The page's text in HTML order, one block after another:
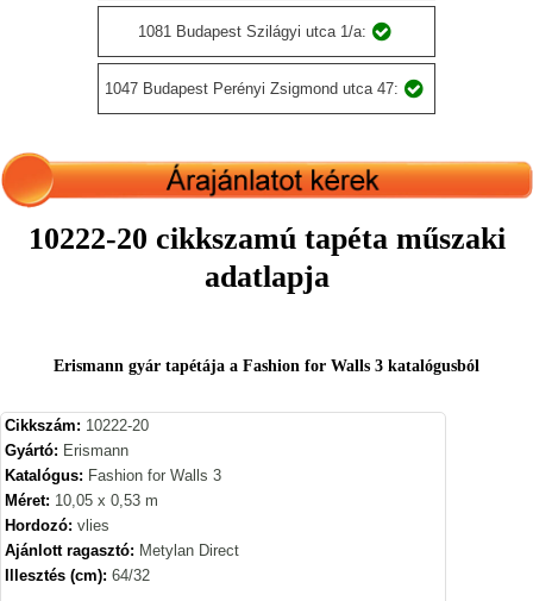
1081 Budapest Szilágyi utca 1/a:
1047 Budapest Perényi Zsigmond utca 47:
10222-20 cikkszamú tapéta műszaki
adatlapja
Erismann gyár tapétája a Fashion for Walls 3 katalógusból
Cikkszám: 10222-20
Gyártó: Erismann
Katalógus: Fashion for Walls 3
Méret: 10,05 x 0,53 m
Hordozó: vlies
Ajánlott ragasztó: Metylan Direct
Illesztés (cm): 64/32